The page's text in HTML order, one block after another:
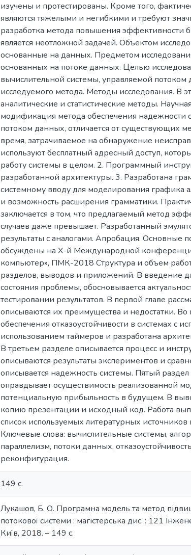
изучены и протестированы. Кроме того,
являются тяжелыми и негибкими и требуют
разработка метода повышения эффективности
является неотложной задачей. Объектом
основанные на данных. Предметом
основанных на потоке данных. Целью
вычислительной системы, управляемой
исследуемого метода. Методы исследования. В
аналитические и статистические методы.
модификация метода обеспечения надежности
потоком данных, отличается от существующих
время, затрачиваемое на обнаружение
используют бесплатный адресный доступ,
работу системы в целом. 2. Программный
разработанной архитектуры. 3. Разработана
системному вводу для моделирования графика
и возможность расширения грамматики.
заключается в том, что предлагаемый метод
случаев даже превышает. Разработанный
результаты с аналогами. Апробация. Основные
обсуждены на X-й Международной
компьютер», ПМК-2018 Структура и объем
разделов, выводов и приложений. В введение
состояния проблемы, обосновывается
тестировании результатов. В первой главе
описываются их преимущества и недостатки.
обеспечения отказоустойчивости в системах с
использованием таймеров и разработана
В третьем разделе описывается процесс и
описываются результаты экспериментов и
описывается надежность системы. Пятый
оправдывает осуществимость реализованной
потенциальную прибыльность в будущем. В
копию презентации и исходный код. Работа
список используемых литературных
Ключевые слова: вычислительные системы,
параллелизм, потоки данных,
реконфигурация.
149 с.
Лукашов, Б. О. Програмна модель та метод
потокової системи : магістерська дис. : 121
Київ, 2018. – 149 с.